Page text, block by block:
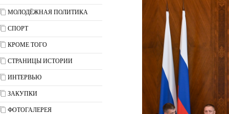
МОЛОДЁЖНАЯ ПОЛИТИКА
СПОРТ
КРОМЕ ТОГО
СТРАНИЦЫ ИСТОРИИ
ИНТЕРВЬЮ
ЗАКУПКИ
ФОТОГАЛЕРЕЯ